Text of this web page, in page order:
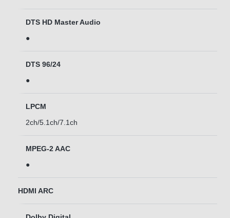
DTS HD Master Audio
●
DTS 96/24
●
LPCM
2ch/5.1ch/7.1ch
MPEG-2 AAC
●
HDMI ARC